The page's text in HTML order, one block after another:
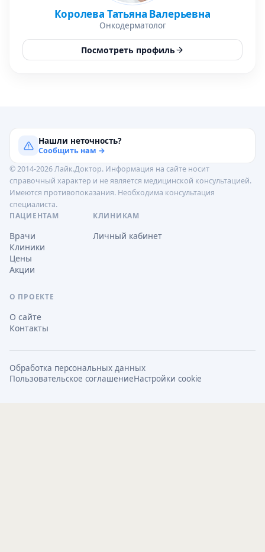
Королева Татьяна Валерьевна
Онкодерматолог
Посмотреть профиль
Нашли неточность?
Сообщить нам →
© 2014-2026 Лайк.Доктор. Информация на сайте носит
справочный характер и не является медицинской консультацией.
Имеются противопоказания. Необходима консультация
специалиста.
ПАЦИЕНТАМ
Врачи
Клиники
Цены
Акции
КЛИНИКАМ
Личный кабинет
О ПРОЕКТЕ
О сайте
Контакты
Обработка персональных данных
Пользовательское соглашениеНастройки cookie